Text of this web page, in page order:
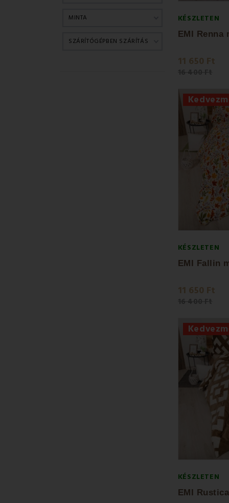
MINTA
SZÁRÍTÓGÉPBEN SZÁRÍTÁS
mikroplüss
KÉSZLETEN
11 650 Ft
KÉSZLETEN
11 650 Ft
KÉSZLETEN